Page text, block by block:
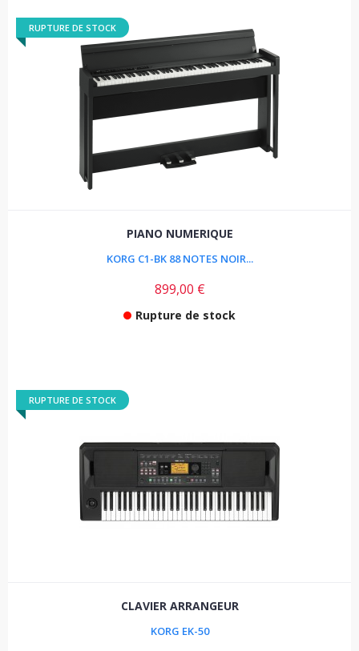
RUPTURE DE STOCK
PIANO NUMERIQUE
KORG C1-BK 88 NOTES NOIR...
899,00 €
Rupture de stock
RUPTURE DE STOCK
CLAVIER ARRANGEUR
KORG EK-50